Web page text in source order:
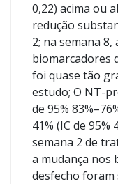
0,22) acima ou
redução
2; na semana
biomarcadores
foi quase tão
estudo; O NT-
de 95%
41% (IC de 95%
semana 2 de
a mudança nos
desfecho foram